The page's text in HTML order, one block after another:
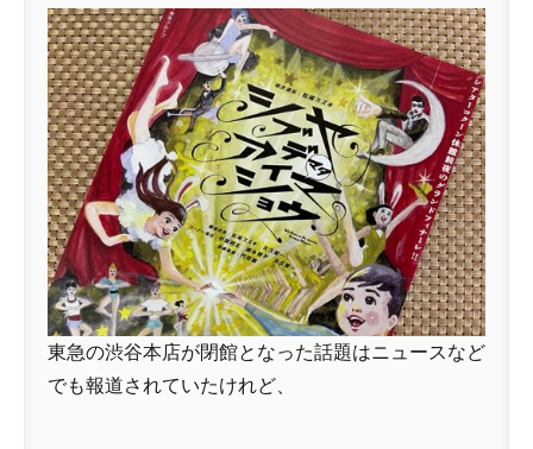
東急の渋谷本店が閉館となった話題はニュースなど
でも報道されていたけれど、